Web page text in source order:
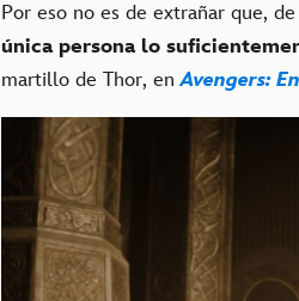
Por eso no es de extrañar que,
única persona lo
martillo de Thor, enAvengers: